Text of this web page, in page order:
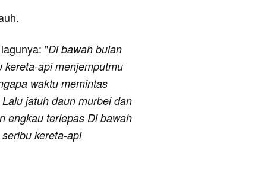
"Di bawah bulan
api menjemputmu
waktu memintas
jatuh daun murbei dan
engkau terlepas Di bawah
kereta-api